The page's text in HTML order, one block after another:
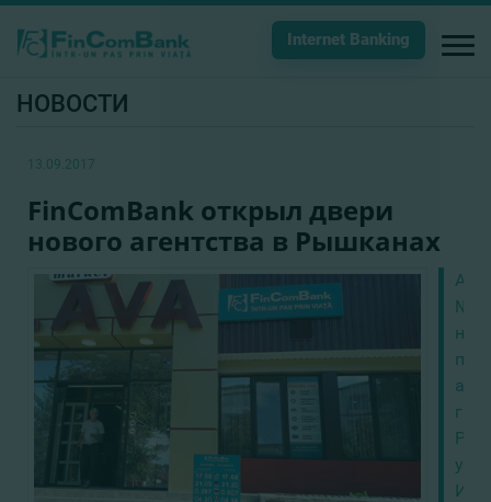
Internet Banking
НОВОСТИ
13.09.2017
FinComBank открыл двери
нового агентства в Рышканах
№6
по
г.
ул.